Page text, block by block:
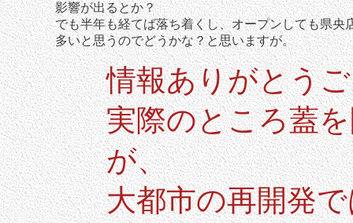
影響が出るとか？
でも半年も経てば落ち着くし、オープンしても県央
多いと思うのでどうかな？と思いますが。
情報ありがとう
実際のところ蓋
が、
大都市の再開発